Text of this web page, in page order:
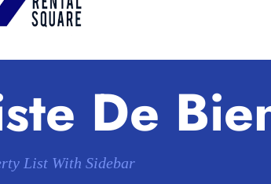
De
List With Sidebar